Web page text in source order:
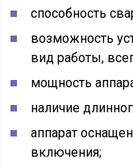
способность
возможность
вид работы,
мощность
наличие
аппарат
включения;